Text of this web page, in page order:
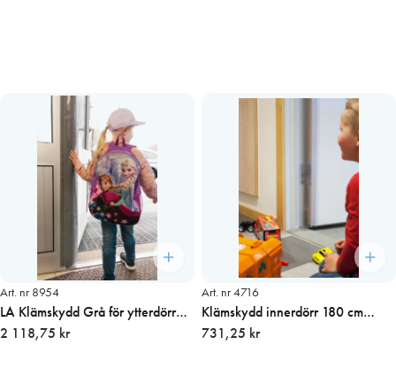
Art. nr 8954
LA Klämskydd Grå för ytterdörr
190 x 25 cm,2 delar
2 118,75 kr
Art. nr 4716
Klämskydd innerdörr 180 cm
Transparent
731,25 kr